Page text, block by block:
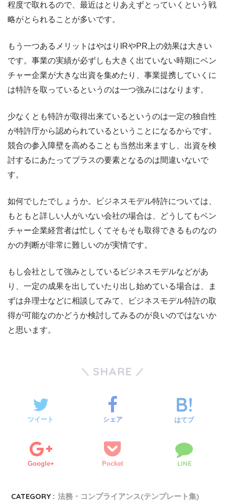
程度で取れるので、最近はとりあえずとっていくという戦
略がとられることが多いです。
もう一つあるメリットはやはりIRやPR上の効果は大きい
です。事業の実績が必ずしも大きく出ていない時期にベン
チャー企業が大きな出資を集めたり、事業提携していくに
は特許を取っているというのは一つ強みにはなります。
少なくとも特許が取得出来ているというのは一定の独自性
が特許庁から認められているということになるからです。
競合の参入障壁を高めることも当然出来ますし、出資を検
討するにあたってプラスの要素となるのは間違いないで
す。
如何でしたでしょうか。ビジネスモデル特許については、
もともと詳しい人がいない会社の場合は、どうしてもベン
チャー企業経営者は忙しくてそもそも取得できるものなの
かの判断が非常に難しいのが実情です。
もし会社として強みとしているビジネスモデルなどがあ
り、一定の成果を出していたり出し始めている場合は、ま
ずは弁理士などに相談してみて、ビジネスモデル特許の取
得が可能なのかどうか検討してみるのが良いのではないか
と思います。
SHARE
ツイート シェア はてブ
Google+ Pocket LINE
CATEGORY : 法務・コンプライアンス(テンプレート集)